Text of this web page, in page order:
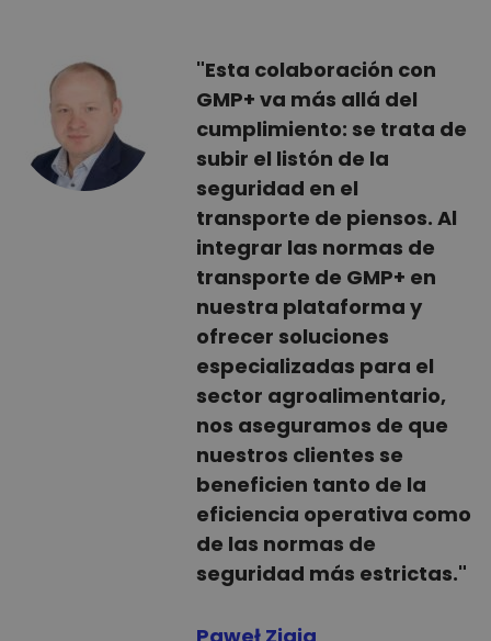
"Esta colaboración con
GMP+ va más allá del
cumplimiento: se trata de
subir el listón de la
seguridad en el
transporte de piensos. Al
integrar las normas de
transporte de GMP+ en
nuestra plataforma y
ofrecer soluciones
especializadas para el
sector agroalimentario,
nos aseguramos de que
nuestros clientes se
beneficien tanto de la
eficiencia operativa como
de las normas de
seguridad más estrictas."